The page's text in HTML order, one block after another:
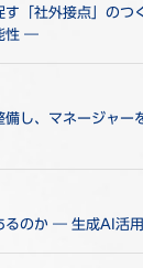
す「社外接点」の
性 ―
し、マネージャー
るのか ― 生成AI活